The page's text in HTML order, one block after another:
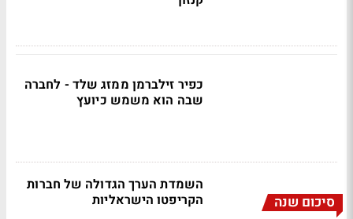
כפיר זילברמן ממזג שלד - לחברה
שבה הוא משמש כיועץ
סיכום שנה
השמדת הערך הגדולה של חברות
הקריפטו הישראליות